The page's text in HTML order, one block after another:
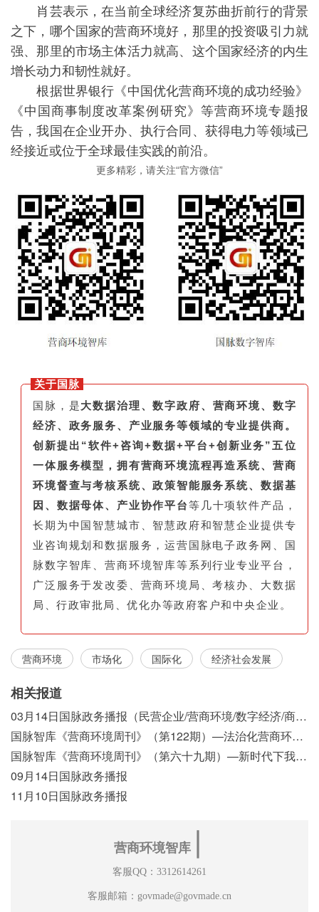
肖芸表示，在当前全球经济复苏曲折前行的背景
之下，哪个国家的营商环境好，那里的投资吸引力就
强、那里的市场主体活力就高、这个国家经济的内生
增长动力和韧性就好。
根据世界银行《中国优化营商环境的成功经验》
《中国商事制度改革案例研究》等营商环境专题报
告，我国在企业开办、执行合同、获得电力等领域已
经接近或位于全球最佳实践的前沿。
更多精彩，请关注“官方微信”
关于国脉
国脉，是大数据治理、数字政府、营商环境、数字
经济、政务服务、产业服务等领域的专业提供商。
创新提出“软件+咨询+数据+平台+创新业务”五位
一体服务模型，拥有营商环境流程再造系统、营商
环境督查与考核系统、政策智能服务系统、数据基
因、数据母体、产业协作平台等几十项软件产品，
长期为中国智慧城市、智慧政府和智慧企业提供专
业咨询规划和数据服务，运营国脉电子政务网、国
脉数字智库、营商环境智库等系列行业专业平台，
广泛服务于发改委、营商环境局、考核办、大数据
局、行政审批局、优化办等政府客户和中央企业。
营商环境 市场化 国际化 经济社会发展
相关报道
03月14日国脉政务播报（民营企业/营商环境/数字经济/商事制度改革）
国脉智库《营商环境周刊》（第122期）—法治化营商环境视域下我国行政执法公示制度浅析
国脉智库《营商环境周刊》（第六十九期）—新时代下我国营商环境标准体系构建初探
09月14日国脉政务播报
11月10日国脉政务播报
营商环境智库
客服QQ：3312614261
客服邮箱：govmade@govmade.cn